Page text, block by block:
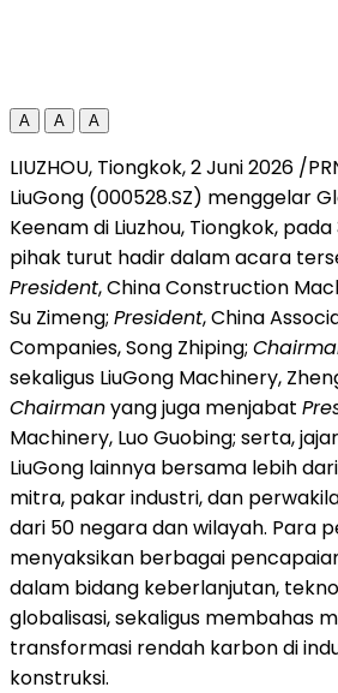
A A A
LIUZHOU, Tiongkok, 2 Juni 2026 /
LiuGong (000528.SZ) menggelar
Keenam di Liuzhou, Tiongkok, pada
pihak turut hadir dalam acara
President, China Construction
Su Zimeng; President, China
Companies, Song Zhiping;
sekaligus LiuGong Machinery,
Chairmanyang juga menjabat
Machinery, Luo Guobing; serta,
LiuGong lainnya bersama lebih
mitra, pakar industri, dan
dari 50 negara dan wilayah. Para
menyaksikan berbagai
dalam bidang keberlanjutan,
globalisasi, sekaligus membahas
transformasi rendah karbon di
konstruksi.